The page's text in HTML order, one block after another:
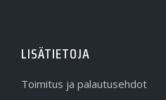
LISÄTIETOJA
Toimitus ja palautusehdot